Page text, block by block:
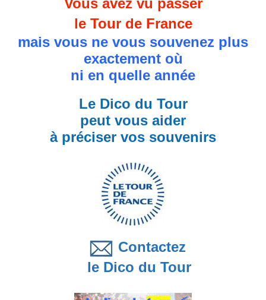
le Tour de France
mais vous ne vous souvenez plus
exactement où
ni en quelle année
Le Dico du Tour
peut vous aider
à préciser vos souvenirs
Contactez
le Dico du Tour